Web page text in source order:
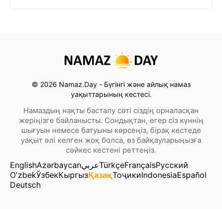
© 2026 Namaz.Day - Бүгінгі және айлық намаз
уақыттарының кестесі.
Намаздың нақты басталу сәті сіздің орналасқан
жеріңізге байланысты. Сондықтан, егер сіз күннің
шығуын немесе батуыны көрсеңіз, бірақ кестеде
уақыт әлі келген жоқ болса, өз байқауларыңызға
сәйкес кестені реттеңіз.
EnglishAzərbaycanعربيTürkçeFrançaisРусский
O'zbekЎзбекКыргызҚазақТоҷикиIndonesiaEspañol
Deutsch